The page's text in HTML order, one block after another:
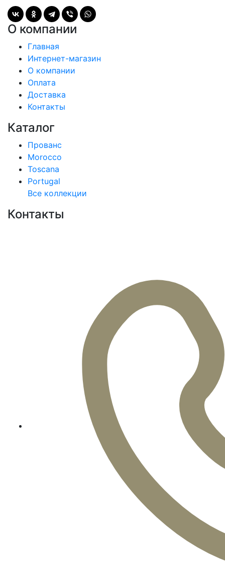
О компании
Главная
Интернет-магазин
О компании
Оплата
Доставка
Контакты
Каталог
Прованс
Morocco
Toscana
Portugal
Все коллекции
Контакты